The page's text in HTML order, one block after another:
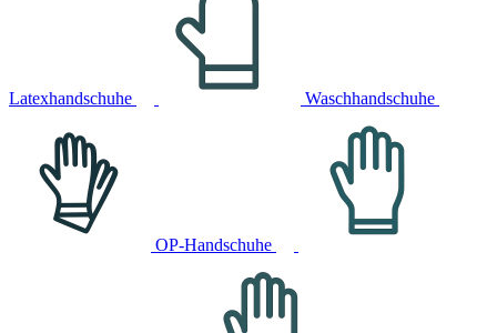
Latexhandschuhe Waschhandschuhe
OP-Handschuhe